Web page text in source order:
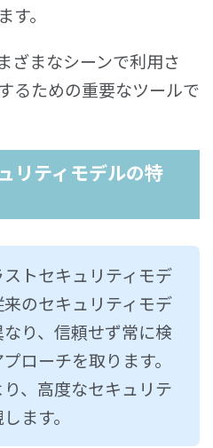
。
ざまなシーンで利用さ
るための重要なツールで
リティモデルの特
トセキュリティモデ
のセキュリティモデ
り、信頼せず常に検
ローチを取ります。
り、高度なセキュリテ
ます。